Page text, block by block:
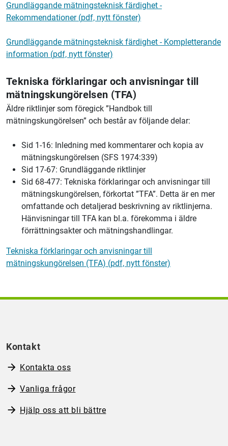
Grundläggande mätningsteknisk färdighet -
Rekommendationer (pdf, nytt fönster)
Grundläggande mätningsteknisk färdighet - Kompletterande
information (pdf, nytt fönster)
Tekniska förklaringar och anvisningar till
mätningskungörelsen (TFA)
Äldre riktlinjer som föregick ”Handbok till
mätningskungörelsen” och består av följande delar:
Sid 1-16: Inledning med kommentarer och kopia av
mätningskungörelsen (SFS 1974:339)
Sid 17-67: Grundläggande riktlinjer
Sid 68-477: Tekniska förklaringar och anvisningar till
mätningskungörelsen, förkortat ”TFA”. Detta är en mer
omfattande och detaljerad beskrivning av riktlinjerna.
Hänvisningar till TFA kan bl.a. förekomma i äldre
förrättningsakter och mätningshandlingar.
Tekniska förklaringar och anvisningar till
mätningskungörelsen (TFA) (pdf, nytt fönster)
Kontakt
Kontakta oss
Vanliga frågor
Hjälp oss att bli bättre